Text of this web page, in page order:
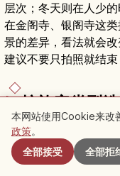
层次；冬天则在人少
在金阁寺、银阁寺这
景的差异，看法就会改
建议不要只拍照就结束
按旅客类型
京都的热门景点，会
对初次来的人、想拍
本网站使用Cookie来改
政策。
全部接受
全部拒